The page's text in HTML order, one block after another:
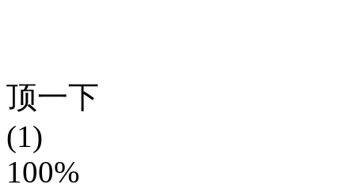
顶一下
(1)
100%